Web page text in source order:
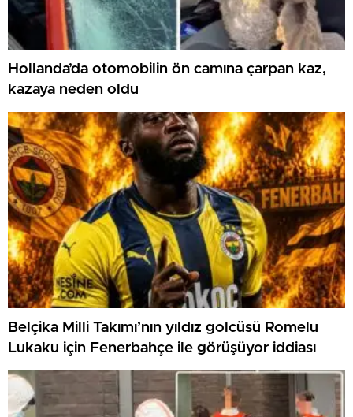
Hollanda’da otomobilin ön camına çarpan kaz,
kazaya neden oldu
Belçika Milli Takımı’nın yıldız golcüsü Romelu
Lukaku için Fenerbahçe ile görüşüyor iddiası